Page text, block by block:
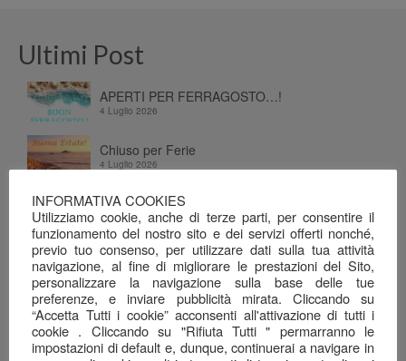
Ultimi Post
APERTI PER FERRAGOSTO…!
4 Luglio 2026
Chiuso per Ferie
4 Luglio 2026
Dalla terra e dal mare, alla tavola…
26 Giugno 2026
Una serata ben riuscita…
22 Giugno 2026
Il mare nel calice…
7 Giugno 2026
INFORMATIVA COOKIES
Utilizziamo cookie, anche di terze parti, per consentire il
funzionamento del nostro sito e dei servizi offerti nonché,
previo tuo consenso, per utilizzare dati sulla tua attività
navigazione, al fine di migliorare le prestazioni del Sito,
personalizzare la navigazione sulla base delle tue
preferenze, e inviare pubblicità mirata. Cliccando su
“Accetta Tutti i cookie” acconsenti all'attivazione di tutti i
cookie . Cliccando su "Rifiuta Tutti " permarranno le
impostazioni di default e, dunque, continuerai a navigare in